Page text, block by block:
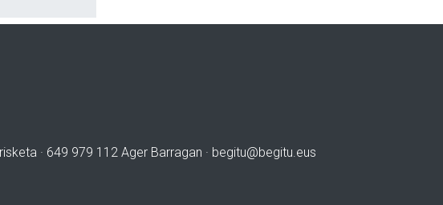
· 649 979 112 Ager Barragan · begitu@begitu.eus